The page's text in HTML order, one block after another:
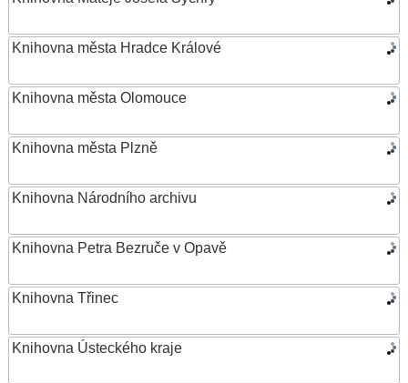
Knihovna města Hradce Králové
Knihovna města Olomouce
Knihovna města Plzně
Knihovna Národního archivu
Knihovna Petra Bezruče v Opavě
Knihovna Třinec
Knihovna Ústeckého kraje